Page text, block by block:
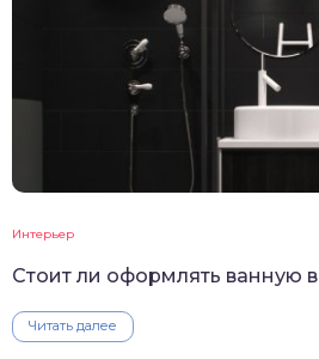
Интерьер
Стоит ли оформлять ванную
Читать далее